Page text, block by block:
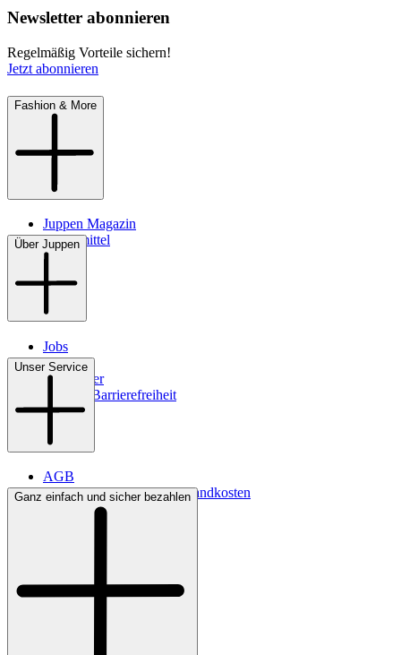
Newsletter abonnieren
Regelmäßig Vorteile sichern!
Jetzt abonnieren
Fashion & More
Juppen Magazin
Pflegemittel
Über Juppen
Jobs
Filialen
Newsletter
Digitale Barrierefreiheit
Unser Service
AGB
Lieferbedingungen & Versandkosten
Bezahlung
Ganz einfach und sicher bezahlen